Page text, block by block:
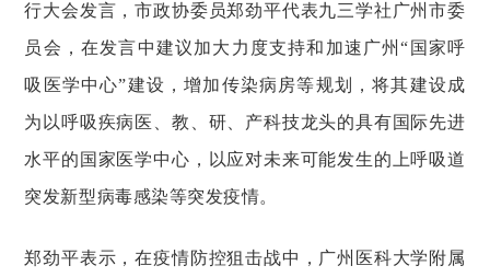
行大会发言，市政协委员郑劲平代表九三学社广州市委
员会，在发言中建议加大力度支持和加速广州“国家呼
吸医学中心”建设，增加传染病房等规划，将其建设成
为以呼吸疾病医、教、研、产科技龙头的具有国际先进
水平的国家医学中心，以应对未来可能发生的上呼吸道
突发新型病毒感染等突发疫情。
郑劲平表示，在疫情防控狙击战中，广州医科大学附属